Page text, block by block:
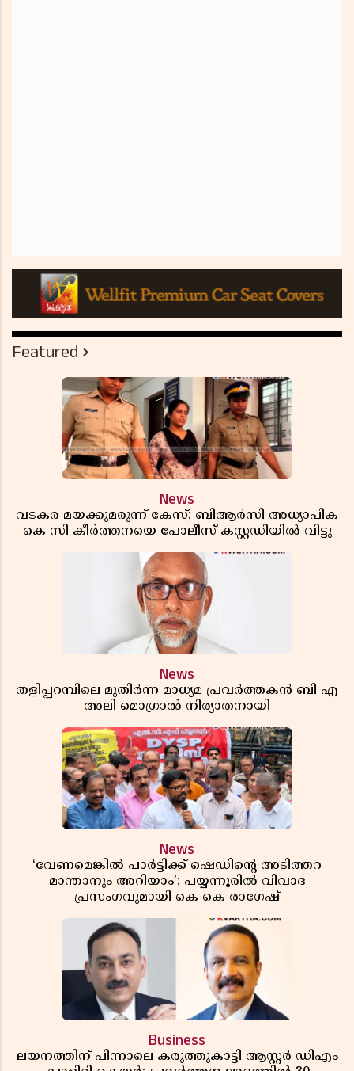
Featured
News
വടകര മയക്കുമരുന്ന് കേസ്; ബിആർസി അധ്യാപിക
കെ സി കീർത്തനയെ പോലീസ് കസ്റ്റഡിയിൽ വിട്ടു
News
തളിപ്പറമ്പിലെ മുതിർന്ന മാധ്യമ പ്രവർത്തകൻ ബി എ
അലി മൊഗ്രാൽ നിര്യാതനായി
News
‘വേണമെങ്കിൽ പാർട്ടിക്ക് ഷെഡിൻ്റെ അടിത്തറ
മാന്താനും അറിയാം’; പയ്യന്നൂരിൽ വിവാദ
പ്രസംഗവുമായി കെ കെ രാഗേഷ്
Business
ലയനത്തിന് പിന്നാലെ കരുത്തുകാട്ടി ആസ്റ്റർ ഡിഎം